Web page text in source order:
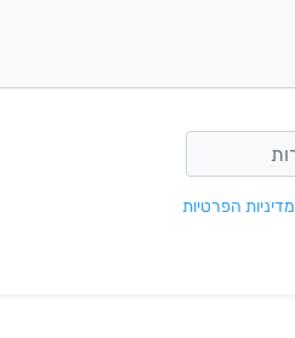
מדיניות הפרטיות